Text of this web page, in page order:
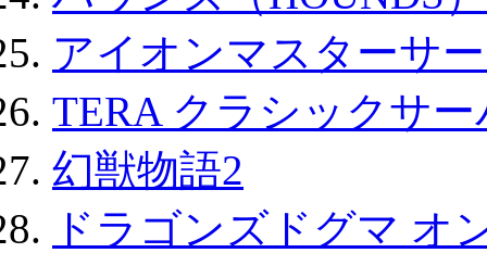
アイオンマスターサ
TERA クラシックサ
幻獣物語2
ドラゴンズドグマ オ